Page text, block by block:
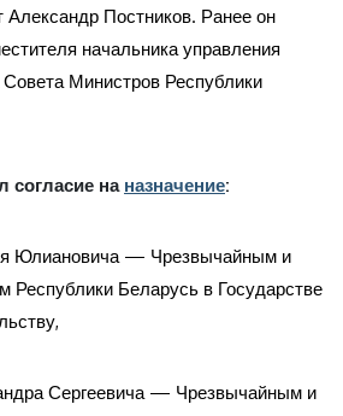
Александр Постников. Ранее он
начальника управления
Министров Республики
согласие на назначение:
Юлиановича — Чрезвычайным и
Беларусь в Государстве
Сергеевича — Чрезвычайным и